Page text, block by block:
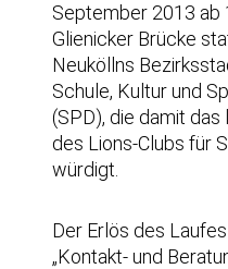
September 2013 ab
Glienicker Brücke
Neuköllns
Schule, Kultur und
(SPD), die damit
des Lions-Clubs für
würdigt.
Der Erlös des
„Kontakt- und